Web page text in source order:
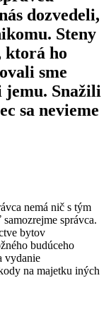
dozvedeli,
Steny
ktorá ho
sme
jemu. Snažili
sa nevieme
nemá nič s tým
správca.
bytov
budúceho
vydanie
na majetku iných